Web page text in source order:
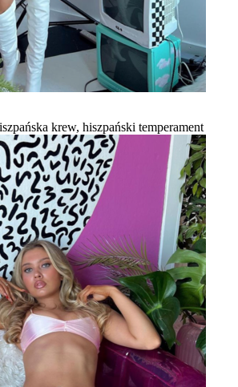
krew, hiszpański temperament